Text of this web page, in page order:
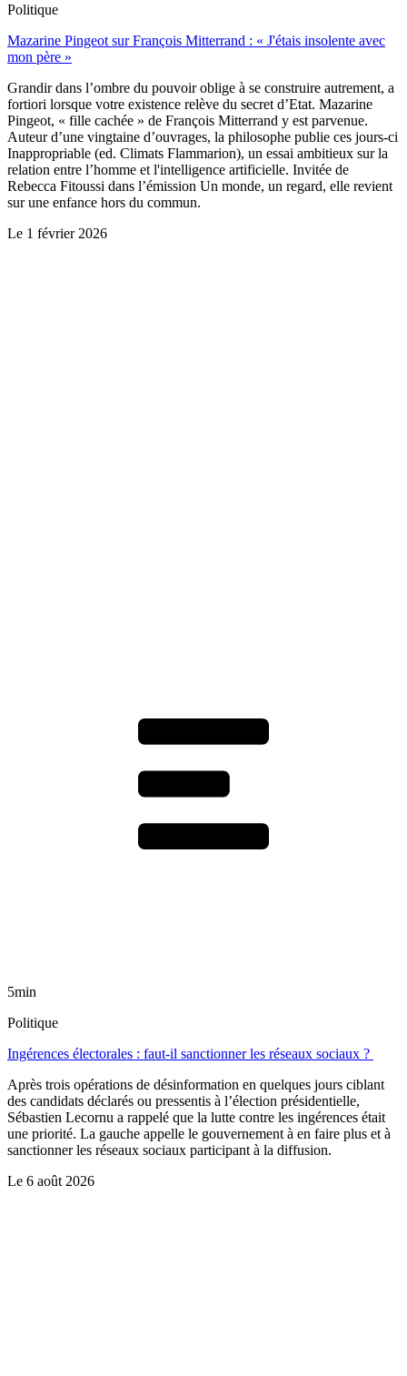
Politique
Mazarine Pingeot sur François Mitterrand : « J'étais insolente avec
mon père »
Grandir dans l’ombre du pouvoir oblige à se construire autrement, a
fortiori lorsque votre existence relève du secret d’Etat. Mazarine
Pingeot, « fille cachée » de François Mitterrand y est parvenue.
Auteur d’une vingtaine d’ouvrages, la philosophe publie ces jours-ci
Inappropriable (ed. Climats Flammarion), un essai ambitieux sur la
relation entre l’homme et l'intelligence artificielle. Invitée de
Rebecca Fitoussi dans l’émission Un monde, un regard, elle revient
sur une enfance hors du commun.
Le 1 février 2026
5min
Politique
Ingérences électorales : faut-il sanctionner les réseaux sociaux ?
Après trois opérations de désinformation en quelques jours ciblant
des candidats déclarés ou pressentis à l’élection présidentielle,
Sébastien Lecornu a rappelé que la lutte contre les ingérences était
une priorité. La gauche appelle le gouvernement à en faire plus et à
sanctionner les réseaux sociaux participant à la diffusion.
Le 6 août 2026